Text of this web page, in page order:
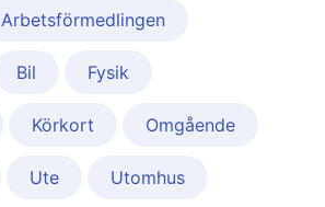
Arbetsförmedlingen
Bil Fysik
Körkort Omgående
Ute Utomhus